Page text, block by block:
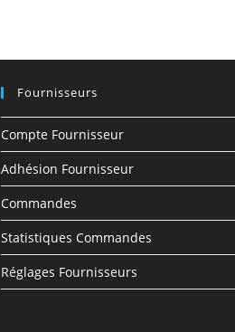
Fournisseurs
Compte Fournisseur
Adhésion Fournisseur
Commandes
Statistiques Commandes
Réglages Fournisseurs